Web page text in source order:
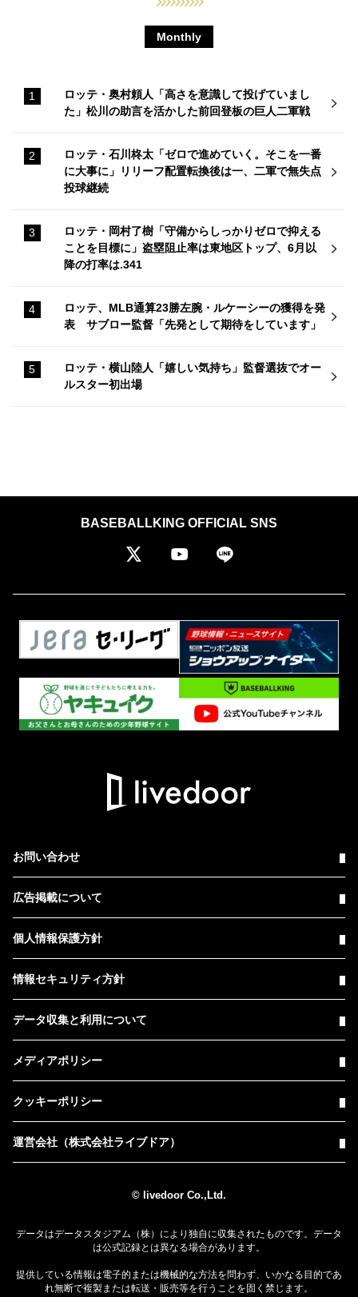
Monthly
ロッテ・奥村頼人「高さを意識して投げていまし
た」松川の助言を活かした前回登板の巨人二軍戦
ロッテ・石川柊太「ゼロで進めていく。そこを一番
に大事に」リリーフ配置転換後は一、二軍で無失点
投球継続
ロッテ・岡村了樹「守備からしっかりゼロで抑える
ことを目標に」盗塁阻止率は東地区トップ、6月以
降の打率は.341
ロッテ、MLB通算23勝左腕・ルケーシーの獲得を発
表 サブロー監督「先発として期待をしています」
ロッテ・横山陸人「嬉しい気持ち」監督選抜でオー
ルスター初出場
BASEBALLKING OFFICIAL SNS
お問い合わせ
広告掲載について
個人情報保護方針
情報セキュリティ方針
データ収集と利用について
メディアポリシー
クッキーポリシー
運営会社（株式会社ライブドア）
© livedoor Co.,Ltd.
データはデータスタジアム（株）により独自に収集されたものです。データ
は公式記録とは異なる場合があります。
提供している情報は電子的または機械的な方法を問わず、いかなる目的であ
れ無断で複製または転送・販売等を行うことを固く禁じます。